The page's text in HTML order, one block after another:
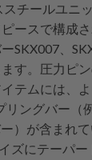
チールユニ
ースで構成
SKX007、
す。圧力ピ
テムには、
リングバー（
）が含まれ
ズにテーパ